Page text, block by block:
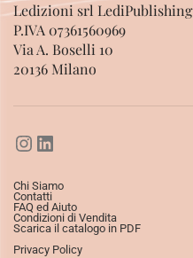
Ledizioni srl LediPublishing
P.IVA 07361560969
Via A. Boselli 10
20136 Milano
Chi Siamo
Contatti
FAQ ed Aiuto
Condizioni di Vendita
Scarica il catalogo in PDF
Privacy Policy